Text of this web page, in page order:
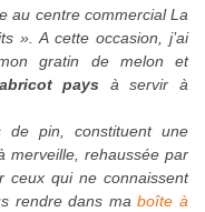
au centre commercial La
». A cette occasion, j’ai
gratin de melon et
pays à servir à
de pin, constituentune
merveille, rehaussée par
ceux qui ne connaissent
rendre dans maboîte à